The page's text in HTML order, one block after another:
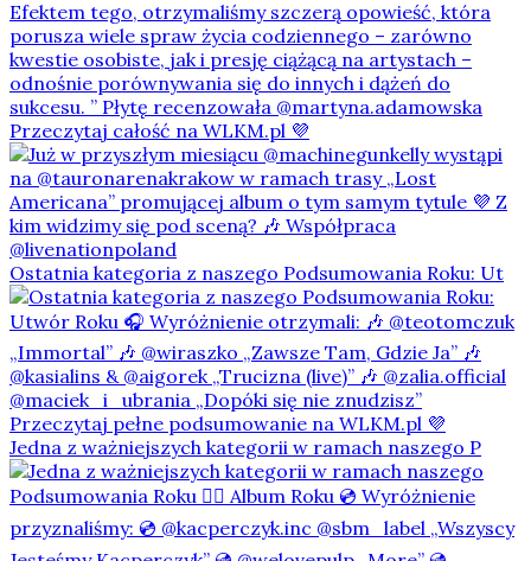
Ostatnia kategoria z naszego Podsumowania Roku: Ut
Jedna z ważniejszych kategorii w ramach naszego P